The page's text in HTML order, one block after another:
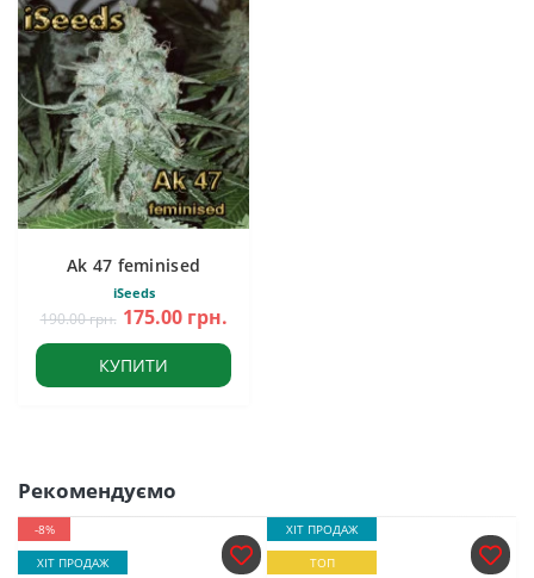
Ak 47 feminised
iSeeds
190.00 грн. 175.00 грн.
КУПИТИ
Рекомендуємо
-8%
ХІТ ПРОДАЖ
ХІТ ПРОДАЖ
ТОП